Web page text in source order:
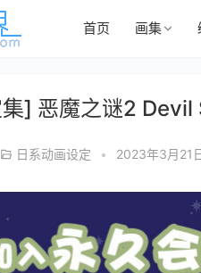
首页 画集
] 恶魔之谜2
日系动画设定 • 2023年3月21